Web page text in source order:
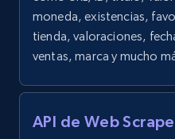
moneda, existencias,
tienda, valoraciones,
ventas, marca y mucho
API de Web